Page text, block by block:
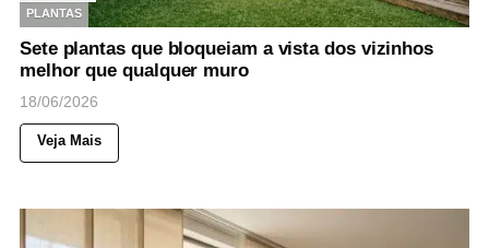
PLANTAS
Sete plantas que bloqueiam a vista dos vizinhos
melhor que qualquer muro
18/06/2026
Veja Mais